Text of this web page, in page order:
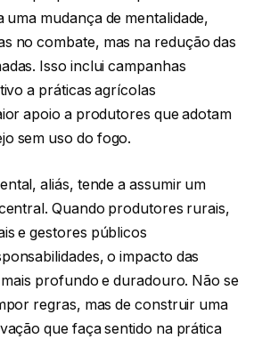
uma mudança de mentalidade,
no combate, mas na redução das
Isso inclui campanhas
a práticas agrícolas
apoio a produtores que adotam
sem uso do fogo.
aliás, tende a assumir um
Quando produtores rurais,
e gestores públicos
o impacto das
profundo e duradouro. Não se
regras, mas de construir uma
que faça sentido na prática